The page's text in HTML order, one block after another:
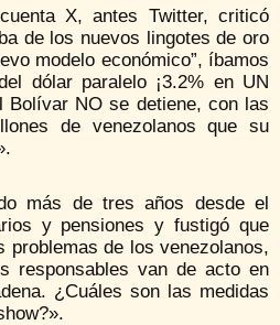
X, antes Twitter, criticó
de los nuevos lingotes de oro
modelo económico”, íbamos
dólar paralelo ¡3.2% en UN
Bolívar NO se detiene, con las
de venezolanos que su
más de tres años desde el
y pensiones y fustigó que
problemas de los venezolanos,
responsables van de acto en
¿Cuáles son las medidas